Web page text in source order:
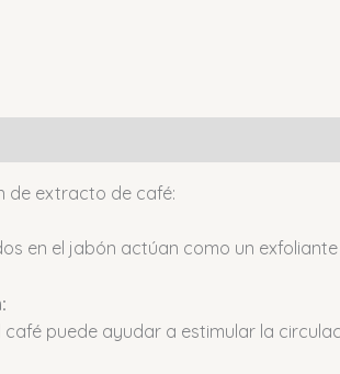
de extracto de café:
en el jabón actúan como un
café puede ayudar a estimular la